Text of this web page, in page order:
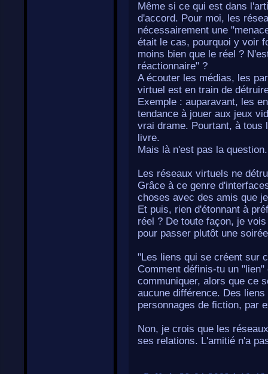
Même si ce qui est dans
d'accord. Pour moi, les
nécessairement une
était le cas, pourquoi y voir
moins bien que le réel ?
réactionnaire" ?
A écouter les médias, les
virtuel est en train de
Exemple : auparavant, les
tendance à jouer aux jeux
vrai drame. Pourtant, à tous
livre.
Mais là n'est pas la question.
Les réseaux virtuels ne
Grâce à ce genre
choses avec des amis que
Et puis, rien d'étonnant à
réel ? De toute façon, je
pour passer plutôt une
"Les liens qui se créent sur
Comment définis-tu un
communiquer, alors que ce
aucune différence. Des
personnages de fiction, par
Non, je crois que les
ses relations. L'amitié n'a